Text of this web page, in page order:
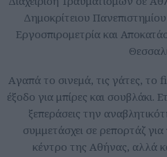
Δημοκρίτειου
Εργοσπιρομετρία και
Aγαπά το σινεμά, τις γάτες, το
έξοδο για μπίρες και σουβλάκι.
ξεπεράσεις την
συμμετάσχει σε ρεπορτάζ
κέντρο της Αθήνας, αλλά